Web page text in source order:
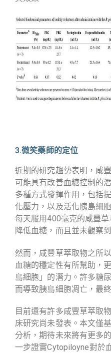
3.微笑藥師的定位
近期的研究趨勢表明，咸
可能具有改善血糖控制的
多種方式發揮作用，包括
化壓力，以及活化胰島細
每天服用400毫克的咸豐
降低血糖，而且並未觀察
然而，咸豐草萃取物之所
血糖的穩定性有所幫助，
島細胞」的潛力。許多糖
而導致胰島細胞凋亡，最
目前還有許多咸豐草萃取
床研究尚未發表。本文僅
分析，期待未來將有更多
一步證實Cytopiloyne對於